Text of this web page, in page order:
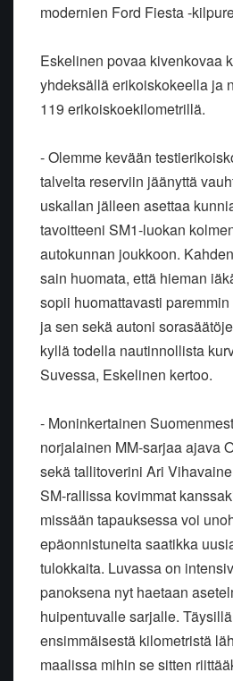
modernien Ford Fiesta -
Eskelinen povaa kivenkovaa
yhdeksällä erikoiskokeella ja
119 erikoiskoekilometrillä.
- Olemme kevään
talvelta reserviin jäänyttä
uskallan jälleen asettaa
tavoitteeni SM1-luokan
autokunnan joukkoon.
sain huomata, että hieman
sopii huomattavasti
ja sen sekä autoni
kyllä todella nautinnollista
Suvessa, Eskelinen kertoo.
- Moninkertainen
norjalainen MM-sarjaa ajava
sekä tallitoverini Ari
SM-rallissa kovimmat
missään tapauksessa voi
epäonnistuneita saatikka
tulokkaita. Luvassa on
panoksena nyt haetaan
huipentuvalle sarjalle.
ensimmäisestä kilometristä
maalissa mihin se sitten